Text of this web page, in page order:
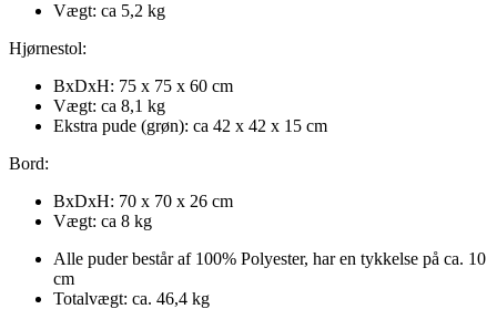
Vægt: ca 5,2 kg
Hjørnestol:
BxDxH: 75 x 75 x 60 cm
Vægt: ca 8,1 kg
Ekstra pude (grøn): ca 42 x 42 x 15 cm
Bord:
BxDxH: 70 x 70 x 26 cm
Vægt: ca 8 kg
Alle puder består af 100% Polyester, har en tykkelse på ca. 10
cm
Totalvægt: ca. 46,4 kg